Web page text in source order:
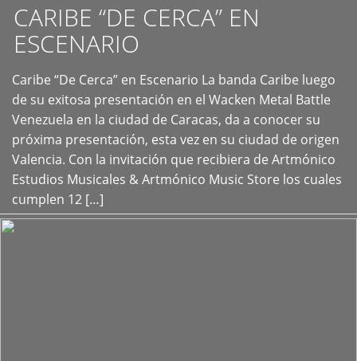
CARIBE “DE CERCA” EN
ESCENARIO
Caribe “De Cerca” en Escenario La banda Caribe luego
de su exitosa presentación en el Wacken Metal Battle
Venezuela en la ciudad de Caracas, da a conocer su
próxima presentación, esta vez en su ciudad de origen
Valencia. Con la invitación que recibiera de Artmónico
Estudios Musicales & Artmónico Music Store los cuales
cumplen 12 […]
+